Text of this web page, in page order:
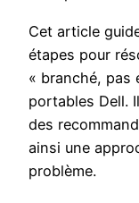
Cet article
étapes pour
« branché, pas
portables Dell.
des
ainsi une
problème.